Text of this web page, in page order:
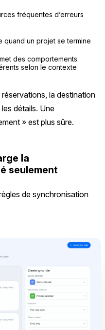
fréquentes d’erreurs
quand un projet se termine
des comportements
selon le contexte
réservations, la destination
détails. Une
» est plus sûre.
la
seulement
de synchronisation